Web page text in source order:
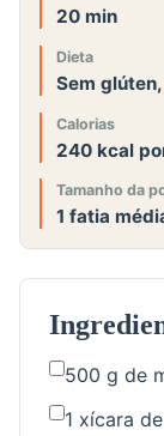
20 min
Dieta
Sem
Calorias
240 kcal
Tamanho da
1 fatia
500 g de
1 xícara